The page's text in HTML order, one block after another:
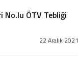
No.lu ÖTV Tebliği
22 Aralık 2021